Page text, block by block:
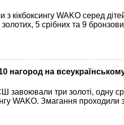
кікбоксингу WAKO серед
5 срібних та 9
нагород на
завоювали три золоті, одну
WAKO. Змагання